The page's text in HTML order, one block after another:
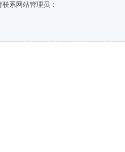
系网站管理员；